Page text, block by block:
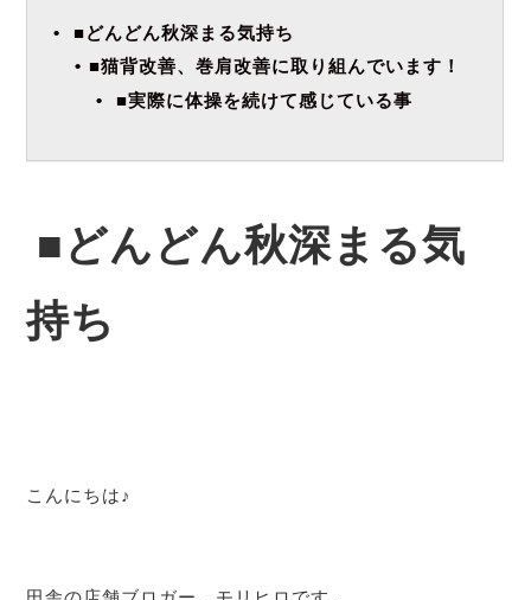
■どんどん秋深まる気持ち
■猫背改善、巻肩改善に取り組んでいます！
■実際に体操を続けて感じている事
■どんどん秋深まる気
持ち
こんにちは♪